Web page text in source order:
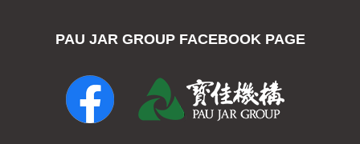
PAU JAR GROUP FACEBOOK PAGE